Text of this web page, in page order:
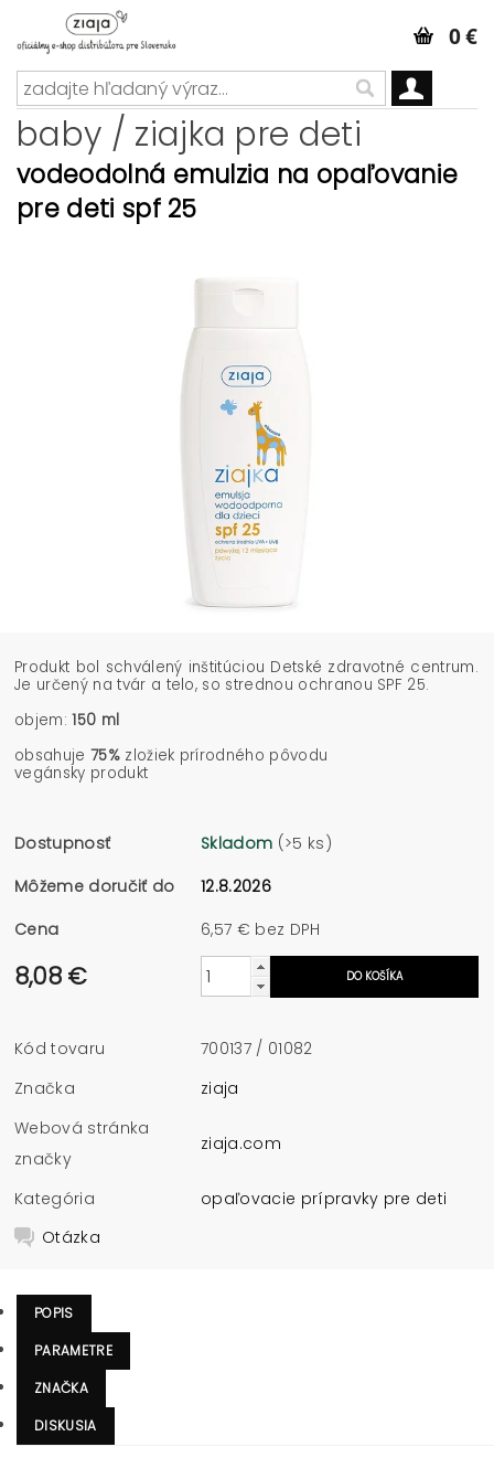
0 €
baby / ziajka pre deti
vodeodolná emulzia na opaľovanie
pre deti spf 25
Produkt bol schválený inštitúciou Detské zdravotné centrum.
Je určený na tvár a telo, so strednou ochranou SPF 25.
objem:150 ml
obsahuje 75%zložiek prírodného pôvodu
vegánsky produkt
Dostupnosť Skladom (>5 ks)
Môžeme doručiť do
12.8.2026
Cena
6,57 € bez DPH
8,08 €
Kód tovaru
700137 / 01082
Značka
ziaja
Webová stránka
značky
ziaja.com
Kategória
opaľovacie prípravky pre deti
Otázka
POPIS
PARAMETRE
ZNAČKA
DISKUSIA